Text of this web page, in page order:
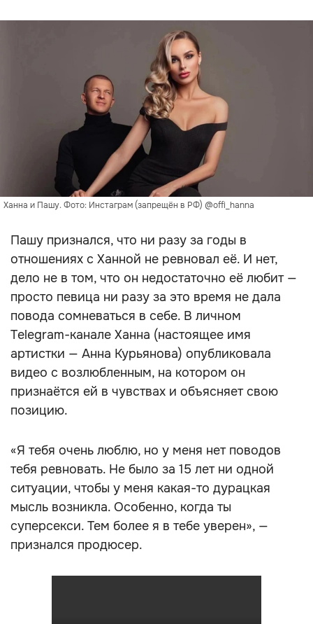
Ханна и Пашу. Фото: Инстаграм (запрещён в РФ) @offi_hanna
Пашу признался, что ни разу за годы в
отношениях с Ханной не ревновал её. И нет,
дело не в том, что он недостаточно её любит —
просто певица ни разу за это время не дала
повода сомневаться в себе. В личном
Telegram-канале Ханна (настоящее имя
артистки — Анна Курьянова) опубликовала
видео с возлюбленным, на котором он
признаётся ей в чувствах и объясняет свою
позицию.
«Я тебя очень люблю, но у меня нет поводов
тебя ревновать. Не было за 15 лет ни одной
ситуации, чтобы у меня какая-то дурацкая
мысль возникла. Особенно, когда ты
суперсекси. Тем более я в тебе уверен», —
признался продюсер.